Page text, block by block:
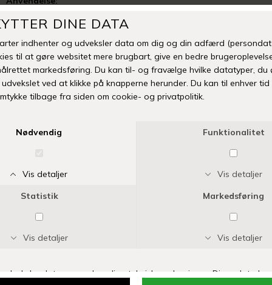
former sig nemt efter baby og børn. Bamsen har gennemgået
testforløb og er godkendt fra 0 år og op.Når du modtager
bamsen, kan du med fordel “puffe den lidt op" så fyldet fordeles
bedre.
Fyld: Genbrugspolyester
TILFØJ TIL ØNSKESKYEN